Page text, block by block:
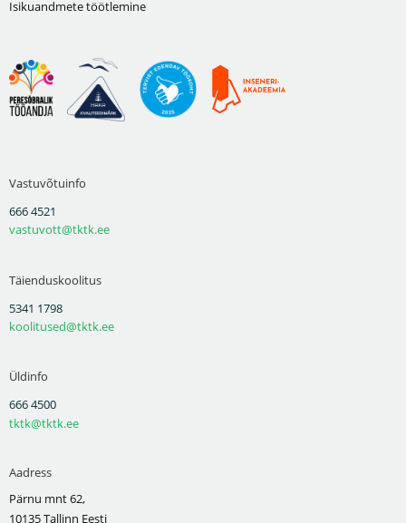
Isikuandmete töötlemine
Vastuvõtuinfo
666 4521
vastuvott@tktk.ee
Täienduskoolitus
5341 1798
koolitused@tktk.ee
Üldinfo
666 4500
tktk@tktk.ee
Aadress
Pärnu mnt 62,
10135 Tallinn Eesti